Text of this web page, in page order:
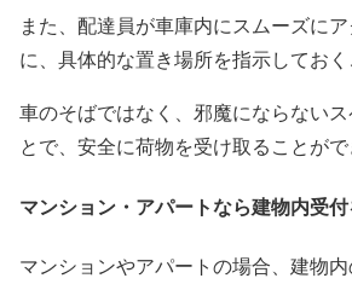
また、配達員が車庫内にスムーズに
に、具体的な置き場所を指示しておく
車のそばではなく、邪魔にならない
とで、安全に荷物を受け取ることがで
マンション・アパートなら建物内受
マンションやアパートの場合、建物